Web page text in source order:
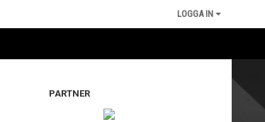
LOGGA IN
PARTNER